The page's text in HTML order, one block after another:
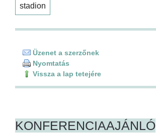
stadion
Üzenet a szerzőnek
Nyomtatás
Vissza a lap tetejére
KONFERENCIAAJÁNLÓ